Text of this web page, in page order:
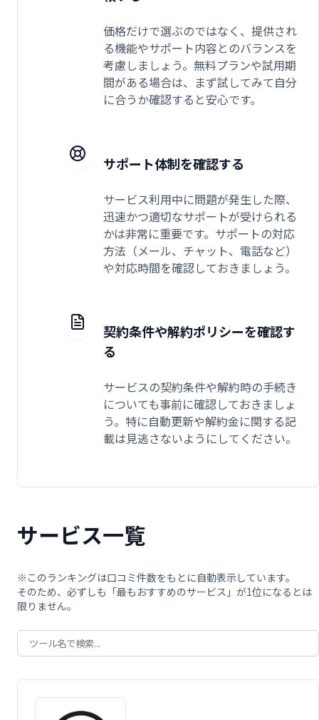
価格だけで選ぶのではなく、提供され
る機能やサポート内容とのバランスを
考慮しましょう。無料プランや試用期
間がある場合は、まず試してみて自分
に合うか確認すると安心です。
サポート体制を確認する
サービス利用中に問題が発生した際、
迅速かつ適切なサポートが受けられる
かは非常に重要です。サポートの対応
方法（メール、チャット、電話など）
や対応時間を確認しておきましょう。
契約条件や解約ポリシーを確認す
る
サービスの契約条件や解約時の手続き
についても事前に確認しておきましょ
う。特に自動更新や解約金に関する記
載は見逃さないようにしてください。
サービス一覧
※このランキングは口コミ件数をもとに自動表示しています。
そのため、必ずしも「最もおすすめのサービス」が1位になるとは
限りません。